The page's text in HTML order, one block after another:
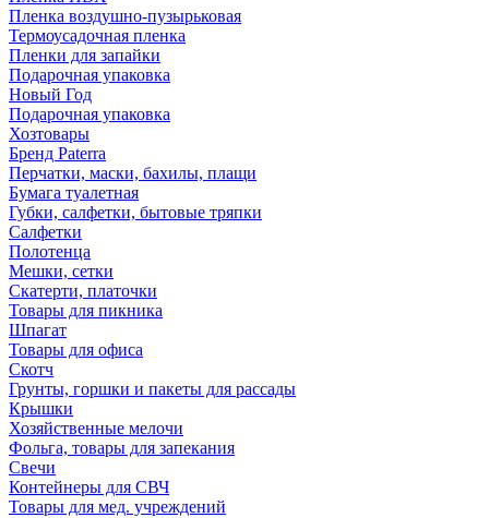
Пленка воздушно-пузырьковая
Термоусадочная пленка
Пленки для запайки
Подарочная упаковка
Новый Год
Подарочная упаковка
Хозтовары
Бренд Paterra
Перчатки, маски, бахилы, плащи
Бумага туалетная
Губки, салфетки, бытовые тряпки
Салфетки
Полотенца
Мешки, сетки
Скатерти, платочки
Товары для пикника
Шпагат
Товары для офиса
Скотч
Грунты, горшки и пакеты для рассады
Крышки
Хозяйственные мелочи
Фольга, товары для запекания
Свечи
Контейнеры для СВЧ
Товары для мед. учреждений